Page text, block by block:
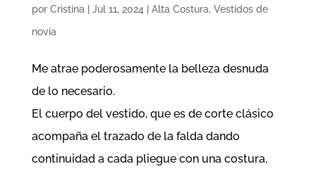
por Cristina Jul 11, 2024 Alta Costura, Vestidos de
novia
Me atrae poderosamente la belleza desnuda
de lo necesario.
El cuerpo del vestido, que es de corte clásico
acompaña el trazado de la falda dando
continuidad a cada pliegue con una costura,